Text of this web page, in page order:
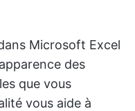
Microsoft Excel
des
que vous
vous aide à